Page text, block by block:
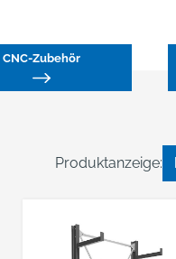
CNC-Zubehör
Produktanzeige: